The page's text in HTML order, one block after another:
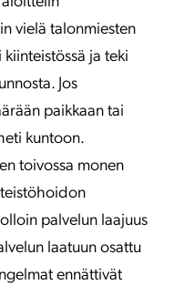
vielä talonmiesten
ja teki
Jos
paikkaan tai
kuntoon.
toivossa monen
palvelun laajuus
laatuun osattu
ennättivät